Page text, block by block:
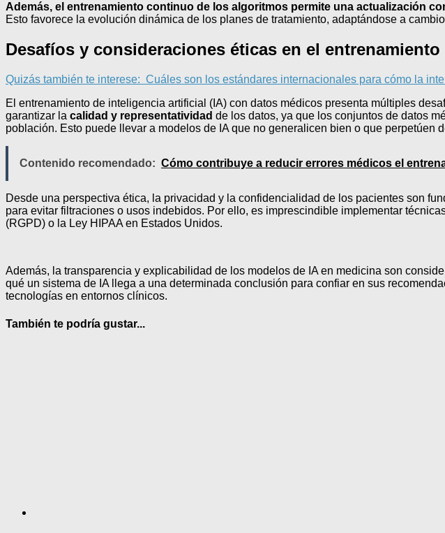
Además, el entrenamiento continuo de los algoritmos permite una actualización
Esto favorece la evolución dinámica de los planes de tratamiento, adaptándose a
Desafíos y consideraciones éticas en el
Quizás también te interese: Cuáles son los estándares internacionales para cómo la
El entrenamiento de inteligencia artificial (IA) con datos médicos presenta múltiples
garantizar la calidad y representatividad de los datos, ya que los conjuntos de datos
población. Esto puede llevar a modelos de IA que no generalicen bien o que perpetúen
Contenido recomendado: Cómo contribuye a reducir errores médicos el
Desde una perspectiva ética, la privacidad y la confidencialidad de los pacientes son
para evitar filtraciones o usos indebidos. Por ello, es imprescindible implementar
(RGPD) o la Ley HIPAA en Estados Unidos.
Además, la transparencia y explicabilidad de los modelos de IA en medicina son
qué un sistema de IA llega a una determinada conclusión para confiar en sus
tecnologías en entornos clínicos.
También te podría gustar...